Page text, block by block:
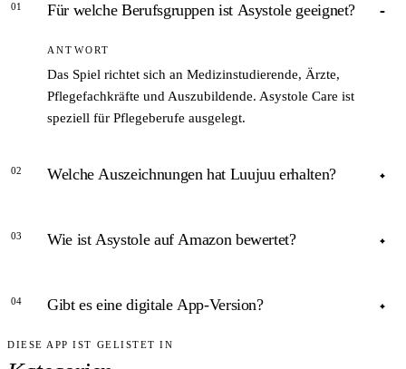
01 Für welche Berufsgruppen ist Asystole geeignet?
ANTWORT
Das Spiel richtet sich an Medizinstudierende, Ärzte,
Pflegefachkräfte und Auszubildende. Asystole Care ist
speziell für Pflegeberufe ausgelegt.
02 Welche Auszeichnungen hat Luujuu erhalten?
Asystole wurde mit dem Comenius EduMedia Award 2023
03 Wie ist Asystole auf Amazon bewertet?
Mit 4,7 von 5 Sternen bei über 115 Bewertungen auf
04 Gibt es eine digitale App-Version?
ANTWORT
DIESE APP IST GELISTET IN